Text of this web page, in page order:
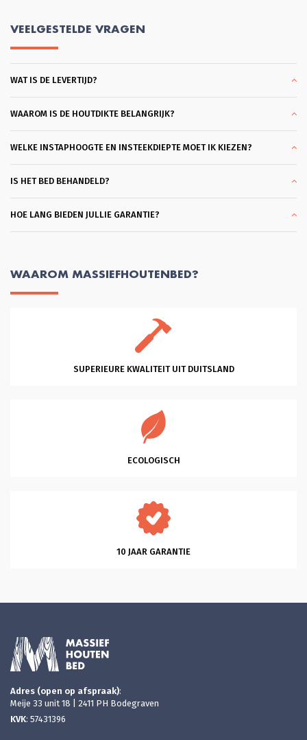
te ervaren. Ik trof een heel plezierige
verkoper Glenn die, hoera, je echt de
totdat je helemaal achter je keuze kan
heel mooi bed Bergen. Bodems ook
gebracht konden worden omdat ik al
een matras had. Wat ben ik hier blij
professionele hulp en vriendelijkheid
en klantgerichtheid, eentje die ik
met je mooie bedrijf!
VEELGESTELDE VRAGEN
WAT IS DE LEVERTIJD?
WAAROM IS DE HOUTDIKTE BELANGRIJK?
WELKE INSTAPHOOGTE EN INSTEEKDIEPTE MOET IK KIEZEN?
IS HET BED BEHANDELD?
HOE LANG BIEDEN JULLIE GARANTIE?
WAAROM MASSIEFHOUTENBED?
SUPERIEURE KWALITEIT UIT DUITSLAND
ECOLOGISCH
10 JAAR GARANTIE
Adres (open op afspraak):
Meije 33 unit 18 | 2411 PH Bodegraven
KVK: 57431396